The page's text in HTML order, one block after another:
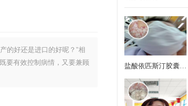
的好还是进口的好呢？”相
要有效控制病情，又要兼顾
盐酸依匹斯汀胶囊多
久一个疗程是几天